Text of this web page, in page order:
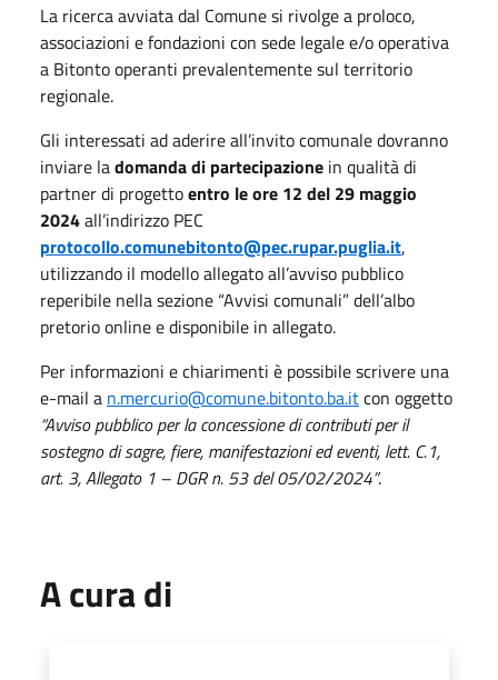
La ricerca avviata dal Comune si rivolge a proloco,
associazioni e fondazioni con sede legale e/o operativa
a Bitonto operanti prevalentemente sul territorio
regionale.
Gli interessati ad aderire all’invito comunale dovranno
inviare ladomanda di partecipazione in qualità di
partner di progettoentro le ore 12 del 29 maggio
2024all’indirizzo PEC
protocollo.comunebitonto@pec.rupar.puglia.it,
utilizzando il modello allegato all’avviso pubblico
reperibile nella sezione “Avvisi comunali” dell’albo
pretorio online e disponibile in allegato.
Per informazioni e chiarimenti è possibile scrivere una
e-mail a n.mercurio@comune.bitonto.ba.itcon oggetto
“Avviso pubblico per la concessione di contributi per il
sostegno di sagre, fiere, manifestazioni ed eventi, lett. C.1,
art. 3, Allegato 1 – DGR n. 53 del 05/02/2024”.
A cura di